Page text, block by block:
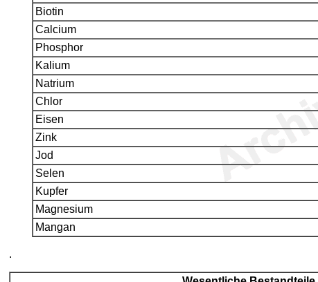
Biotin
Calcium
Phosphor
Kalium
Natrium
Chlor
Eisen
Zink
Jod
Selen
Kupfer
Magnesium
Mangan
.